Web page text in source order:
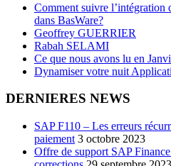
Comment suivre
dans BasWare?
Geoffrey GUERRIER
Rabah SELAMI
Ce que nous avons lu en
Dynamiser votre nuit
DERNIERES NEWS
SAP F110 – Les erreurs
paiement 3 octobre 2023
Offre de support SAP